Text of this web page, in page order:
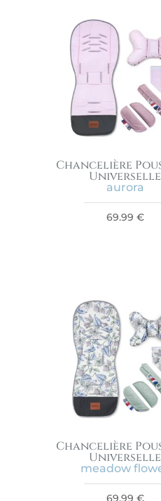
Chancelière
Universelle
aurora
69.99 €
Chancelière
Universelle
meadow
69.99 €